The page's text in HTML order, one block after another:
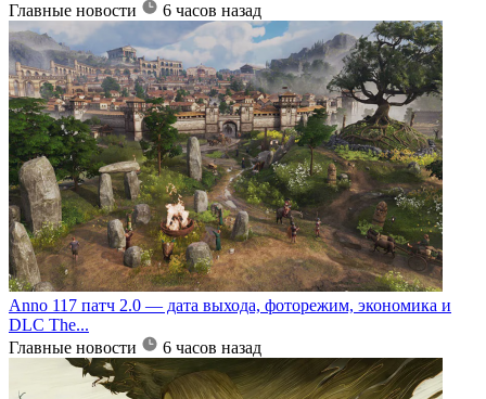
Главные новости
6 часов назад
Anno 117 патч 2.0 — дата выхода, фоторежим, экономика и
DLC The...
Главные новости
6 часов назад